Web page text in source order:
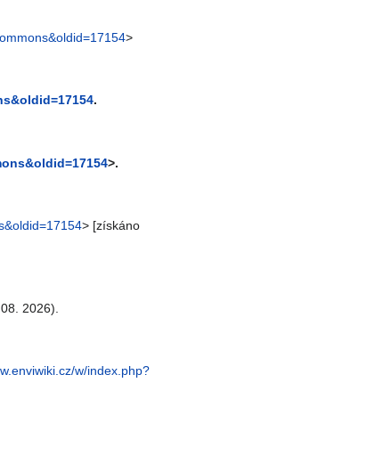
>
.
>.
> [získáno
2026).
w/index.php?